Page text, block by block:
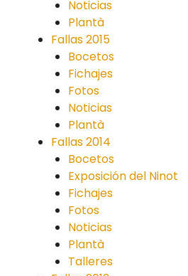
Noticias
Plantà
Fallas 2015
Bocetos
Fichajes
Fotos
Noticias
Plantà
Fallas 2014
Bocetos
Exposición del Ninot
Fichajes
Fotos
Noticias
Plantà
Talleres